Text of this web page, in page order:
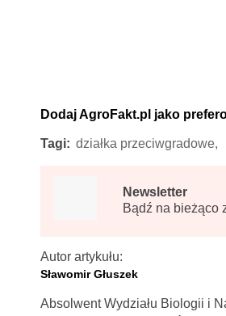
Dodaj AgroFakt.pl jako
Tagi: działka przeciwgradowe,
Newsletter
Bądź na bieżąco
Autor artykułu:
Sławomir Głuszek
Absolwent Wydziału Biologii i